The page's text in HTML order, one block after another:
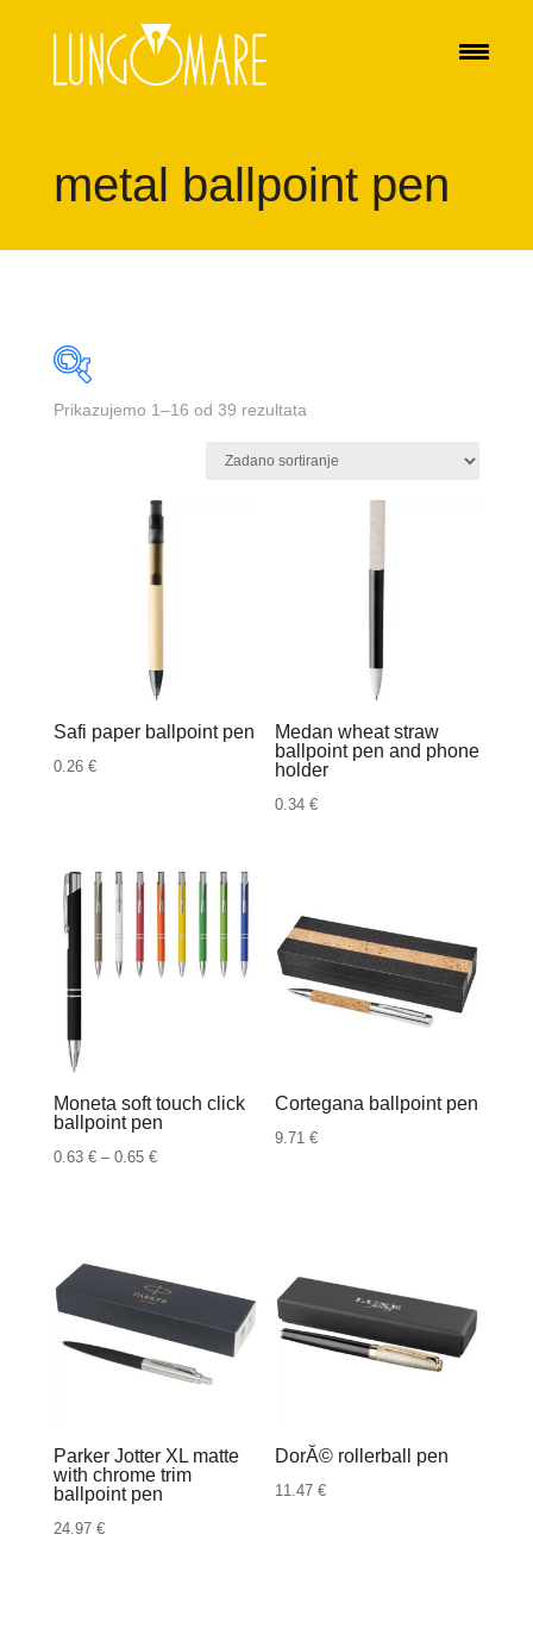
metal ballpoint pen
Prikazujemo 1–16 od 39 rezultata
Safi paper ballpoint pen
0.26 €
Medan wheat straw
ballpoint pen and phone
holder
0.34€
Moneta soft touch click
ballpoint pen
0.63 € – 0.65 €Raspon
do
0.65 €
Cortegana ballpoint pen
9.71€
Parker Jotter XL matte
with chrome trim
ballpoint pen
24.97 €
DorĂ© rollerball pen
11.47€